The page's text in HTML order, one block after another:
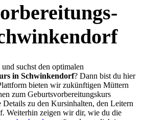
suchst den optimalen
in Schwinkendorf? Dann bist du hier
bieten wir zukünftigen Müttern
zum Geburtsvorbereitungskurs
zu den Kursinhalten, den Leitern
Weiterhin zeigen wir dir, wie du die